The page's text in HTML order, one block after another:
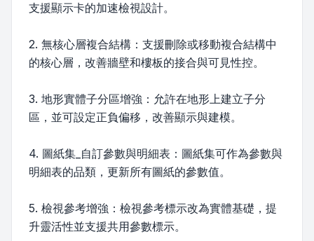
支援顯示卡的加速檢視設計。
2. 無核心層複合結構：支援刪除或移動複合結構中
的核心層，改善牆壁和樓板的接合與可見性控。
3. 地形實體子分區增強：允許在地形上建立子分
區，並可設定正負偏移，改善顯示與建模。
4. 圖紙集_自訂參數與明細表：圖紙集可作為參數與
明細表的品類，更新所有圖紙的參數值。
5. 檢視參考增強：檢視參考標示改為實體基礎，提
升靈活性並支援共用參數標示。